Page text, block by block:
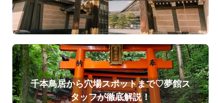
千本鳥居から穴場スポットまで♡夢館ス
タッフが徹底解説！